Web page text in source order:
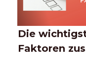
Die
Faktoren